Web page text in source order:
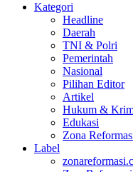
Kategori
Headline
Daerah
TNI & Polri
Pemerintah
Nasional
Pilihan Editor
Artikel
Hukum &
Edukasi
Zona
Label